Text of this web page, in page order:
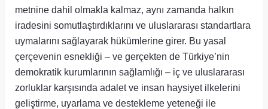
metnine dahil olmakla kalmaz, aynı zamanda halkın
iradesini somutlaştırdıklarını ve uluslararası standartlara
uymalarını sağlayarak hükümlerine girer. Bu yasal
çerçevenin esnekliği – ve gerçekten de Türkiye’nin
demokratik kurumlarının sağlamlığı – iç ve uluslararası
zorluklar karşısında adalet ve insan haysiyet ilkelerini
geliştirme, uyarlama ve destekleme yeteneği ile